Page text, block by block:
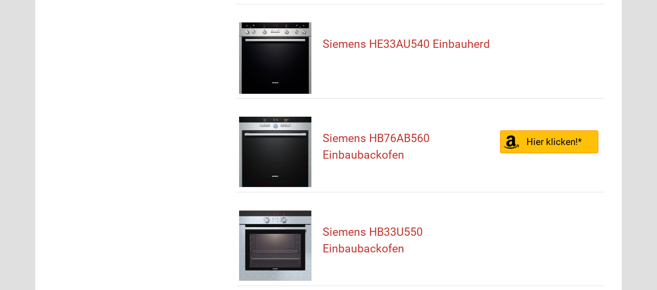
Siemens HE33AU540 Einbauherd
Siemens HB76AB560
Einbaubackofen
Hier klicken!*
Siemens HB33U550
Einbaubackofen